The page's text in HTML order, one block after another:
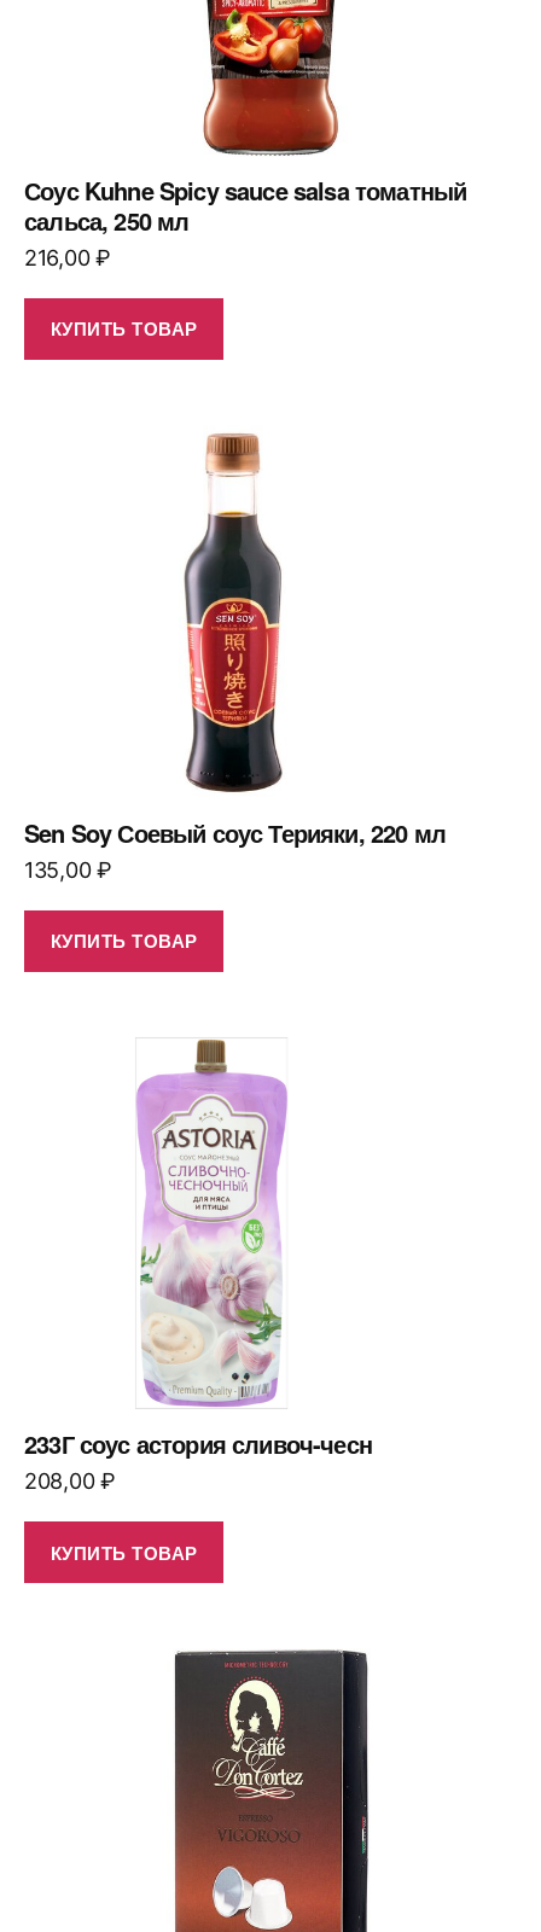
Соус Kuhne Spicy sauce salsa томатный
сальса, 250 мл
216,00₽
КУПИТЬ ТОВАР
Sen Soy Соевый соус Терияки, 220 мл
135,00₽
КУПИТЬ ТОВАР
233Г соус астория сливоч-чесн
208,00₽
КУПИТЬ ТОВАР